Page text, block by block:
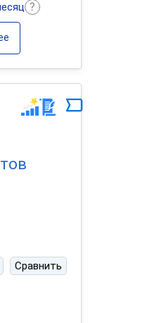
Сравнить